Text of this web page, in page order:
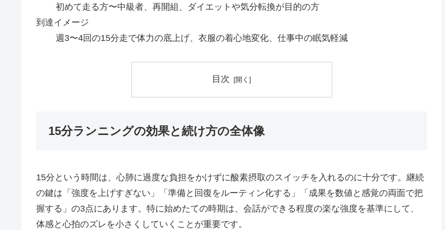
初めて走る方〜中級者、再開組、ダイエットや気分転換が目的の方
到達イメージ
週3〜4回の15分走で体力の底上げ、衣服の着心地変化、仕事中の眠気軽減
目次
15分ランニングの効果と続け方の全体像
15分という時間は、心肺に過度な負担をかけずに酸素摂取のスイッチを入れるのに十分です。継続
の鍵は「強度を上げすぎない」「準備と回復をルーティン化する」「成果を数値と感覚の両面で把
握する」の3点にあります。特に始めたての時期は、会話ができる程度の楽な強度を基準にして、
体感と心拍のズレを小さくしていくことが重要です。